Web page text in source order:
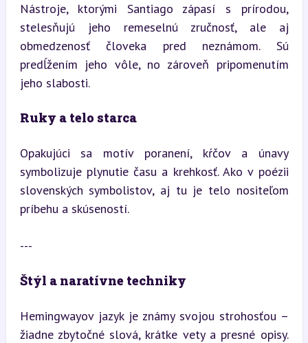
Nástroje, ktorými Santiago zápasí s prírodou,
stelesňujú jeho remeselnú zručnosť, ale aj
obmedzenosť človeka pred neznámom. Sú
predĺžením jeho vôle, no zároveň pripomenutím
jeho slabosti.
Ruky a telo starca
Opakujúci sa motív poranení, kŕčov a únavy
symbolizuje plynutie času a krehkosť. Ako v poézii
slovenských symbolistov, aj tu je telo nositeľom
príbehu a skúseností.
---
Štýl a naratívne techniky
Hemingwayov jazyk je známy svojou strohosťou –
žiadne zbytočné slová, krátke vety a presné opisy.